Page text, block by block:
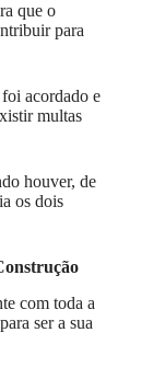
que o
para
acordado e
multas
houver, de
os dois
com toda a
para ser a sua